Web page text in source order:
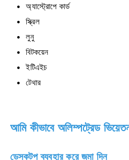
অ্যাস্ট্রোপে কার্ড
স্ক্রিল
লুনু
বিটকয়েন
ইটিএইচ
টেথার
আমি কীভাবে অলিম্পট্রেড
ডেস্কটপ ব্যবহার করে জমা দিন